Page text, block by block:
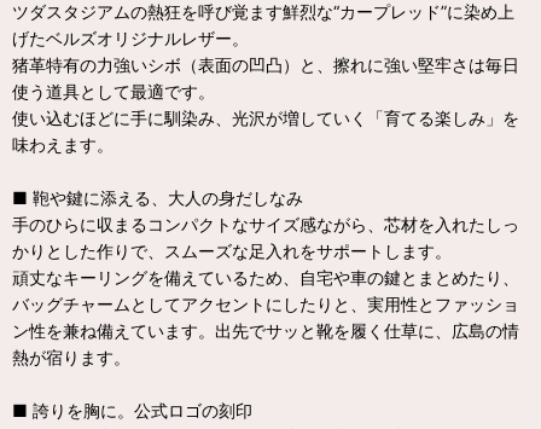
ツダスタジアムの熱狂を呼び覚ます鮮烈な“カープレッド”に染め上
げたベルズオリジナルレザー。
猪革特有の力強いシボ（表面の凹凸）と、擦れに強い堅牢さは毎日
使う道具として最適です。
使い込むほどに手に馴染み、光沢が増していく「育てる楽しみ」を
味わえます。
■ 鞄や鍵に添える、大人の身だしなみ
手のひらに収まるコンパクトなサイズ感ながら、芯材を入れたしっ
かりとした作りで、スムーズな足入れをサポートします。
頑丈なキーリングを備えているため、自宅や車の鍵とまとめたり、
バッグチャームとしてアクセントにしたりと、実用性とファッショ
ン性を兼ね備えています。出先でサッと靴を履く仕草に、広島の情
熱が宿ります。
■ 誇りを胸に。公式ロゴの刻印